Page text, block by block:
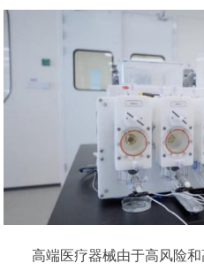
高端医疗器械由于高风险和